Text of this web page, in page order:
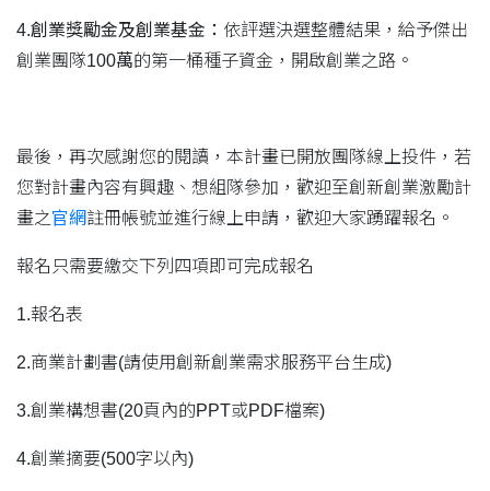
4.創業獎勵金及創業基金： 依評選決選整體結果，給予傑出
創業團隊100萬的第一桶種子資金，開啟創業之路。
最後，再次感謝您的閱讀，本計畫已開放團隊線上投件，若
您對計畫內容有興趣、想組隊參加，歡迎至創新創業激勵計
畫之官網註冊帳號並進行線上申請，歡迎大家踴躍報名。
報名只需要繳交下列四項即可完成報名
1.報名表
2.商業計劃書(請使用創新創業需求服務平台生成)
3.創業構想書(20頁內的PPT或PDF檔案)
4.創業摘要(500字以內)